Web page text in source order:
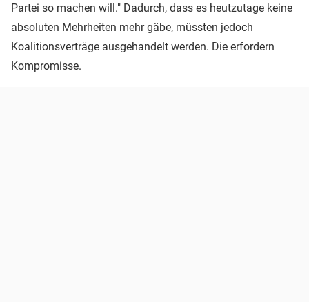
Partei so machen will." Dadurch, dass es heutzutage keine
absoluten Mehrheiten mehr gäbe, müssten jedoch
Koalitionsverträge ausgehandelt werden. Die erfordern
Kompromisse.